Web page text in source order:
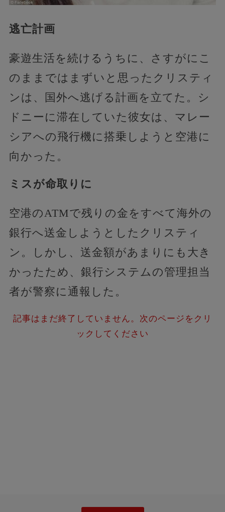
逃亡計画
豪遊生活を続けるうちに、さすがにこ
のままではまずいと思ったクリスティ
ンは、国外へ逃げる計画を立てた。シ
ドニーに滞在していた彼女は、マレー
シアへの飛行機に搭乗しようと空港に
向かった。
ミスが命取りに
空港のATMで残りの金をすべて海外の
銀行へ送金しようとしたクリスティ
ン。しかし、送金額があまりにも大き
かったため、銀行システムの管理担当
者が警察に通報した。
記事はまだ終了していません。次のページをクリ
ックしてください